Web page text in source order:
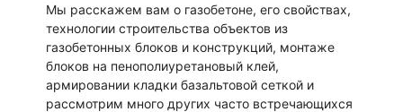
Мы расскажем вам о газобетоне, его свойствах,
технологии строительства объектов из
газобетонных блоков и конструкций, монтаже
блоков на пенополиуретановый клей,
армировании кладки базальтовой сеткой и
рассмотрим много других часто встречающихся